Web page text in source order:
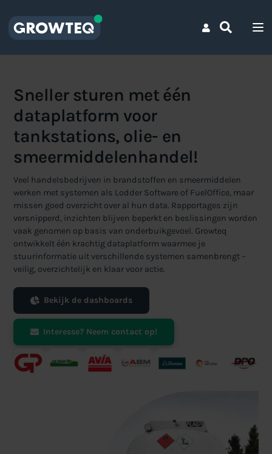
Sneller sturen met één
dataplatform voor
tankstations, olie- en
smeermiddelenhandel!
Veel handelsbedrijven in brandstoffen en smeermiddelen
werken met systemen als Lodder Software of FuelOffice, maar
missen goed overzicht over al hun data. Rapportages zijn
versnipperd, inzichten blijven beperkt en beslissingen worden
vaak genomen op basis van onderbuikgevoel. Growteq
ontwikkelt één krachtig dataplatform waarmee je
stuurinformatie uit verschillende systemen samenbrengt –
veilig, overzichtelijk en klaar voor actie.
Bekijk de dashboards
Interesse? Neem contact op!